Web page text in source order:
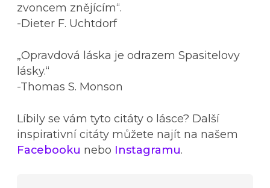
zvoncem znějícím“.
-Dieter F. Uchtdorf
„Opravdová láska je odrazem Spasitelovy
lásky.“
-Thomas S. Monson
Líbily se vám tyto citáty o lásce? Další
inspirativní citáty můžete najít na našem
Facebooku nebo Instagramu.